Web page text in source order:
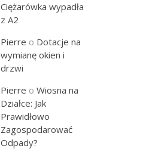
Ciężarówka wypadła
z A2
Pierre o Dotacje na
wymianę okien i
drzwi
Pierre o Wiosna na
Działce: Jak
Prawidłowo
Zagospodarować
Odpady?